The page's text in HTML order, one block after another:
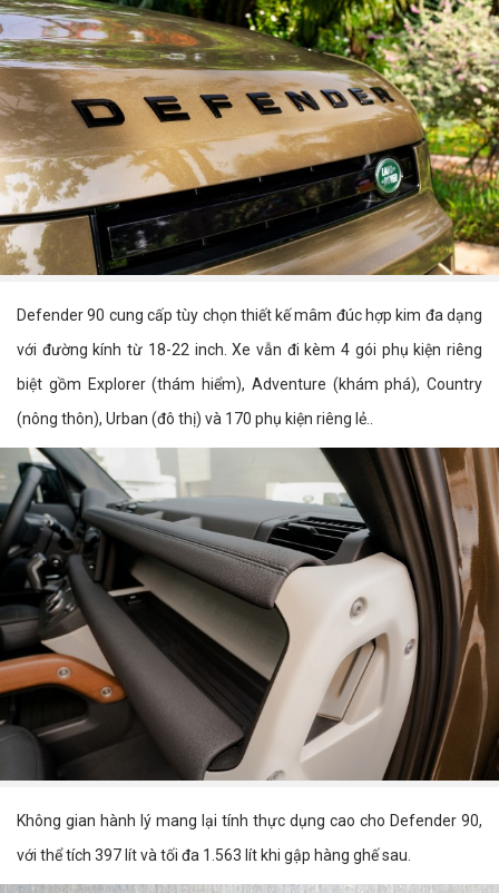
Defender 90 cung cấp tùy chọn thiết kế mâm đúc hợp kim đa dạng
với đường kính từ 18-22 inch. Xe vẫn đi kèm 4 gói phụ kiện riêng
biệt gồm Explorer (thám hiểm), Adventure (khám phá), Country
(nông thôn), Urban (đô thị) và 170 phụ kiện riêng lẻ..
Không gian hành lý mang lại tính thực dụng cao cho Defender 90,
với thể tích 397 lít và tối đa 1.563 lít khi gập hàng ghế sau.